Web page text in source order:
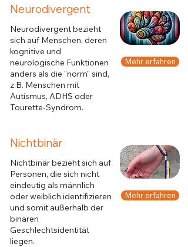
Neurodivergent
Neurodivergent bezieht
sich auf Menschen, deren
kognitive und
neurologische Funktionen
anders als die "norm" sind,
z.B. Menschen mit
Autismus, ADHS oder
Tourette-Syndrom.
Mehr erfahren
Nichtbinär
Nichtbinär bezieht sich auf
Personen, die sich nicht
eindeutig als männlich
oder weiblich identifizieren
und somit außerhalb der
binären
Geschlechtsidentität
liegen.
Mehr erfahren